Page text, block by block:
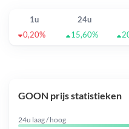
1u 24u
0,20%
15,60%
GOON prijs statistieken
24u laag / hoog